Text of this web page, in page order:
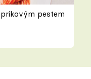
pestem